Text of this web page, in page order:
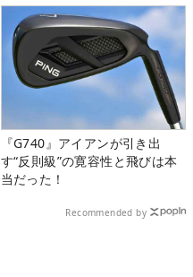
『G740』アイアンが引き出
す“反則級”の寛容性と飛びは本
当だった！
Recommended by